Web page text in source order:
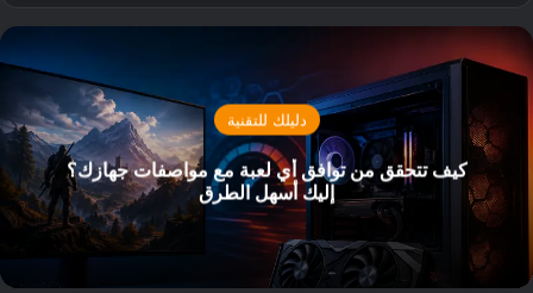
دليلك للتقنية
كيف تتحقق من توافق أي لعبة مع مواصفات جهازك؟
إليك أسهل الطرق